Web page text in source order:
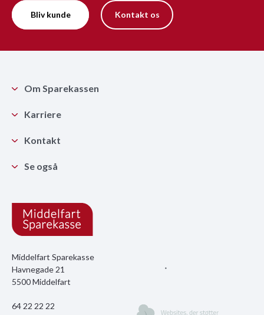
Bliv kunde Kontakt os
Middelfart Sparekasse
Havnegade 21
5500 Middelfart
64 22 22 22
Om Sparekassen
Karriere
Kontakt
Se også